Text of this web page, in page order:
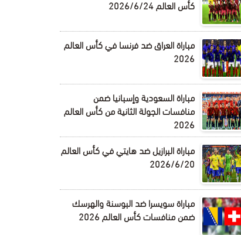
كأس العالم 2026/6/24
مباراة العراق ضد فرنسا في كأس العالم
2026
مباراة السعودية وإسبانيا ضمن
منافسات الجولة الثانية من كأس العالم
2026
مباراة البرازيل ضد هايتي في كأس العالم
2026/6/20
مباراة سويسرا ضد البوسنة والهرسك
ضمن منافسات كأس العالم 2026